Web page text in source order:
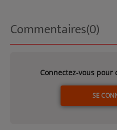
Commentaires(0)
Connectez-vous
SE